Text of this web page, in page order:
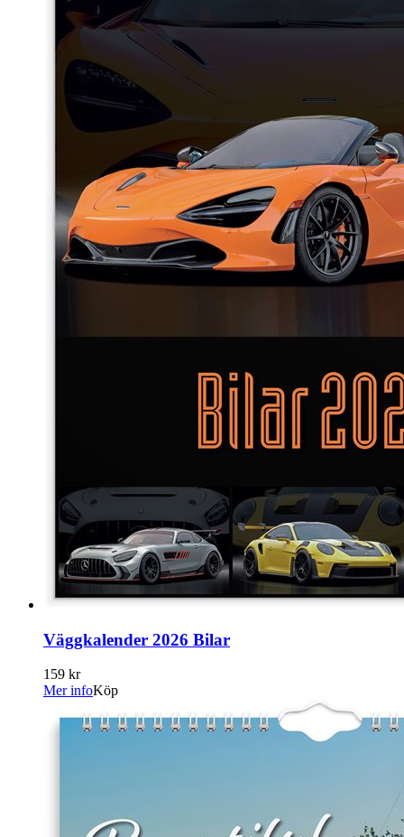
Väggkalender 2026 Bilar
159 kr
Mer infoKöp